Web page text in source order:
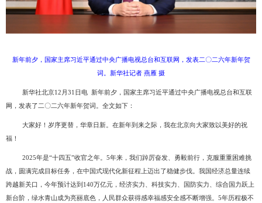
新年前夕，国家主席习近平通过中央广播电视总台和互联网，发表二〇二六年新年贺
词。新华社记者 燕雁 摄
新华社北京12月31日电 新年前夕，国家主席习近平通过中央广播电视总台和互联
网，发表了二〇二六年新年贺词。全文如下：
大家好！岁序更替，华章日新。在新年到来之际，我在北京向大家致以美好的祝
福！
2025年是“十四五”收官之年。5年来，我们踔厉奋发、勇毅前行，克服重重困难挑
战，圆满完成目标任务，在中国式现代化新征程上迈出了稳健步伐。我国经济总量连续
跨越新关口，今年预计达到140万亿元，经济实力、科技实力、国防实力、综合国力跃上
新台阶，绿水青山成为亮丽底色，人民群众获得感幸福感安全感不断增强。5年历程极不